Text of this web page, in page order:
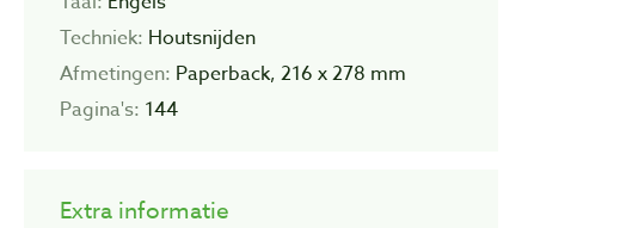
Techniek: Houtsnijden
Afmetingen: Paperback, 216 x 278 mm
Pagina's: 144
Extra informatie